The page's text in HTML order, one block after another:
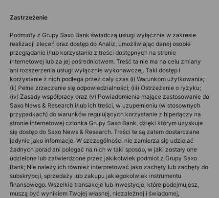
Zastrzeżenie
Podmioty z Grupy Saxo Bank świadczą usługi wyłącznie w zakresie
realizacji zleceń oraz dostęp do Analiz, umożliwiając danej osobie
przeglądanie i/lub korzystanie z treści dostępnych na stronie
internetowej lub za jej pośrednictwem. Treść ta nie ma na celu zmiany
ani rozszerzenia usługi wyłącznie wykonawczej. Taki dostęp i
korzystanie z nich podlega przez cały czas (i) Warunkom użytkowania;
(ii) Pełne zrzeczenie się odpowiedzialności; (iii) Ostrzeżenie o ryzyku;
(iv) Zasady współpracy oraz (v) Powiadomienia mające zastosowanie do
Saxo News & Research i/lub ich treści, w uzupełnieniu (w stosownych
przypadkach) do warunków regulujących korzystanie z hiperłączy na
stronie internetowej członka Grupy Saxo Bank, dzięki którym uzyskuje
się dostęp do Saxo News & Research. Treści te są zatem dostarczane
jedynie jako informacje. W szczególności nie zamierza się udzielać
żadnych porad ani polegać na nich w taki sposób, w jaki zostały one
udzielone lub zatwierdzone przez jakikolwiek podmiot z Grupy Saxo
Bank; Nie należy ich również interpretować jako zachęty lub zachęty do
subskrypcji, sprzedaży lub zakupu jakiegokolwiek instrumentu
finansowego. Wszelkie transakcje lub inwestycje, które podejmujesz,
muszą być wynikiem Twojej własnej, niezależnej i świadomej,